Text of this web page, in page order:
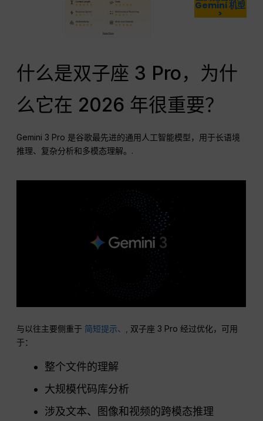
Gemini 机型
>
什么是双子座 3 Pro，为什
么它在 2026 年很重要？
Gemini 3 Pro 是谷歌最先进的通用人工智能模型，用于长语境
推理、复杂分析和多模态理解。.
与以往主要侧重于 简短提示、, 双子座 3 Pro 经过优化，可用
于：
整个文件的理解
大规模代码库分析
涉及文本、图像和视频的跨模态推理